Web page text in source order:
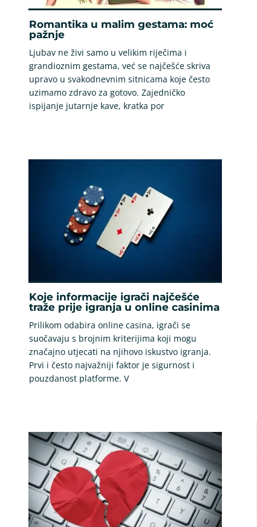
Romantika u malim gestama: moć
pažnje
Ljubav ne živi samo u velikim riječima i
grandioznim gestama, već se najčešće skriva
upravo u svakodnevnim sitnicama koje često
uzimamo zdravo za gotovo. Zajedničko
ispijanje jutarnje kave, kratka por
Koje informacije igrači najčešće
traže prije igranja u online casinima
Prilikom odabira online casina, igrači se
suočavaju s brojnim kriterijima koji mogu
značajno utjecati na njihovo iskustvo igranja.
Prvi i često najvažniji faktor je sigurnost i
pouzdanost platforme. V